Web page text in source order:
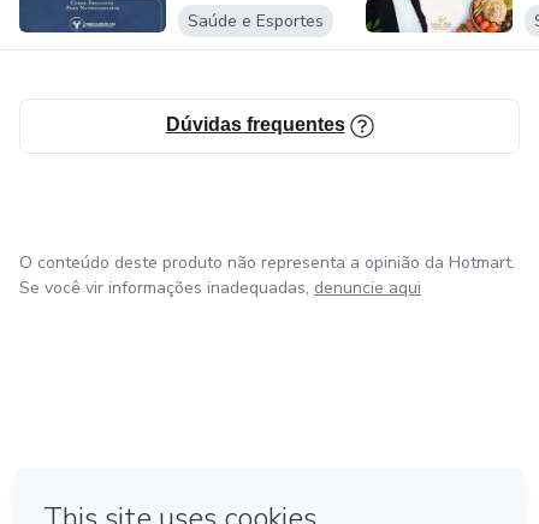
MÓDULO 05: MENTORIA AO VIVO: você terá direito a
Saúde e Esportes
Dúvidas frequentes
O conteúdo deste produto não representa a opinião da Hotmart.
Se você vir informações inadequadas, denuncie aqui
Feito com ❤ em Bogotá